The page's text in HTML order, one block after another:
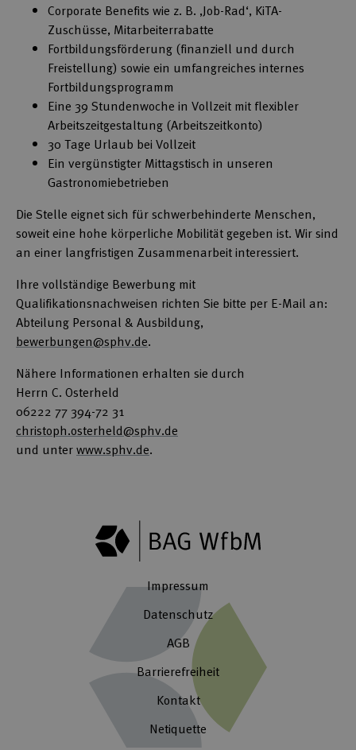
Corporate Benefits wie z. B. ‚Job-Rad‘, KiTA-
Zuschüsse, Mitarbeiterrabatte
Fortbildungsförderung (finanziell und durch
Freistellung) sowie ein umfangreiches internes
Fortbildungsprogramm
Eine 39 Stundenwoche in Vollzeit mit flexibler
Arbeitszeitgestaltung (Arbeitszeitkonto)
30 Tage Urlaub bei Vollzeit
Ein vergünstigter Mittagstisch in unseren
Gastronomiebetrieben
Die Stelle eignet sich für schwerbehinderte Menschen,
soweit eine hohe körperliche Mobilität gegeben ist. Wir sind
an einer langfristigen Zusammenarbeit interessiert.
Ihre vollständige Bewerbung mit
Qualifikationsnachweisen richten Sie bitte per E-Mail an:
Abteilung Personal & Ausbildung,
bewerbungen@sphv.de.
Nähere Informationen erhalten sie durch
Herrn C. Osterheld
06222 77 394-72 31
christoph.osterheld@sphv.de
und unterwww.sphv.de.
Impressum
Datenschutz
AGB
Barrierefreiheit
Kontakt
Netiquette